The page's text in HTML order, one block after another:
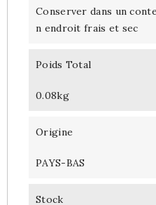
Conserver dans un
n endroit frais et sec
Poids Total
0.08kg
Origine
PAYS-BAS
Stock